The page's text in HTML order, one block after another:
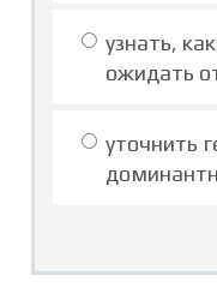
узнать,
ожидать
уточнить